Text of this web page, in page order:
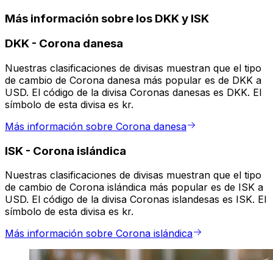
Más información sobre los DKK y ISK
DKK - Corona danesa
Nuestras clasificaciones de divisas muestran que el tipo
de cambio de Corona danesa más popular es de DKK a
USD. El código de la divisa Coronas danesas es DKK. El
símbolo de esta divisa es kr.
Más información sobre Corona danesa
ISK - Corona islándica
Nuestras clasificaciones de divisas muestran que el tipo
de cambio de Corona islándica más popular es de ISK a
USD. El código de la divisa Coronas islandesas es ISK. El
símbolo de esta divisa es kr.
Más información sobre Corona islándica